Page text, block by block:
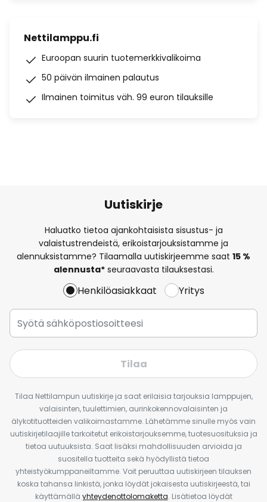
Nettilamppu.fi
Euroopan suurin tuotemerkkivalikoima
50 päivän ilmainen palautus
Ilmainen toimitus väh. 99 euron tilauksille
Uutiskirje
Haluatko tietoa ajankohtaisista sisustus- ja
valaistustrendeistä, erikoistarjouksistamme ja
alennuksistamme? Tilaamalla uutiskirjeemme saat 15 %
alennusta*seuraavasta tilauksestasi.
Henkilöasiakkaat Yritys
Tilaa
Tilaa Nettilampun uutiskirje ja saat erilaisia tarjouksia lamppujen,
valaisinten, tuulettimien, aurinkokennovalaisinten ja
älykotituotteiden valikoimastamme. Lähetämme sinulle myös vain
uutiskirjetilaajille tarkoitetut erikoistarjouksemme, tuotesuosituksia ja
tietoa uutuuksista. Saat lisäksi mahdollisuuden arvioida ja
suositella tuotteita sekä hyödyllistä tietoa
yhteistyökumppaneiltamme. Voit peruuttaa uutiskirjeen tilauksen
koska tahansa linkistä, jonka löydät jokaisesta uutiskirjeestä, tai
käyttämällä yhteydenottolomaketta. Lisätietoa löydät